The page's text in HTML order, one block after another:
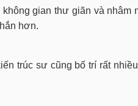
gian thư giãn và nhâm
hơn.
trúc sư cũng bố trí rất